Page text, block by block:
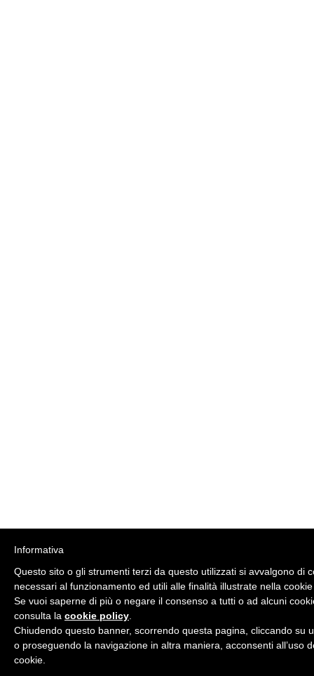
Informativa
Questo sito o gli strumenti terzi da questo utilizzati si avvalgono di
necessari al funzionamento ed utili alle finalità illustrate nella
Se vuoi saperne di più o negare il consenso a tutti o ad alcuni
consulta la cookie policy
Chiudendo questo banner, scorrendo questa pagina, cliccando su
o proseguendo la navigazione in altra maniera, acconsenti all’uso
cookie.